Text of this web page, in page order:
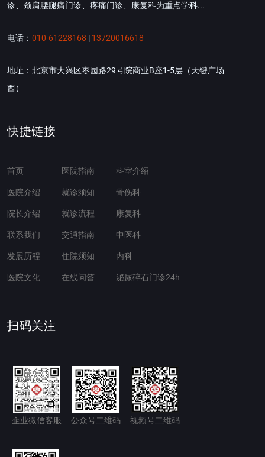
诊、颈肩腰腿痛门诊、疼痛门诊、康复科为重点学科...
电话： 010-61228168 | 13720016618
地址：北京市大兴区枣园路29号院商业B座1-5层（天键广场
西）
快捷链接
首页
医院介绍
院长介绍
联系我们
发展历程
医院文化
医院指南
就诊须知
就诊流程
交通指南
住院须知
在线问答
科室介绍
骨伤科
康复科
中医科
内科
泌尿碎石门诊24h
扫码关注
企业微信客服 公众号二维码 视频号二维码